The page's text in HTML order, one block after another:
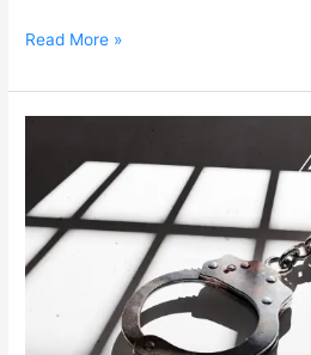
Read More »
agresión
sexual
en
Aliso
Creek